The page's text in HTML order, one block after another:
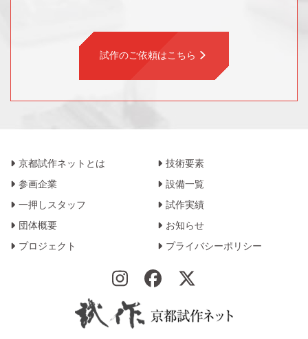
試作のご依頼はこちら
京都試作ネットとは
技術要素
参画企業
設備一覧
一押しスタッフ
試作実績
団体概要
お知らせ
プロジェクト
プライバシーポリシー